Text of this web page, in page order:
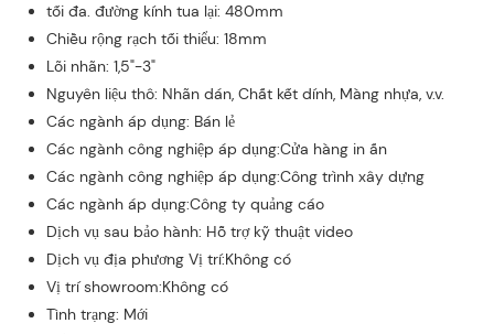
tối đa. đường kính tua lại: 480mm
Chiều rộng rạch tối thiểu: 18mm
Lõi nhãn: 1,5"-3"
Nguyên liệu thô: Nhãn dán, Chất kết dính, Màng nhựa, v.v.
Các ngành áp dụng: Bán lẻ
Các ngành công nghiệp áp dụng:Cửa hàng in ấn
Các ngành công nghiệp áp dụng:Công trình xây dựng
Các ngành áp dụng:Công ty quảng cáo
Dịch vụ sau bảo hành: Hỗ trợ kỹ thuật video
Dịch vụ địa phương Vị trí:Không có
Vị trí showroom:Không có
Tình trạng: Mới